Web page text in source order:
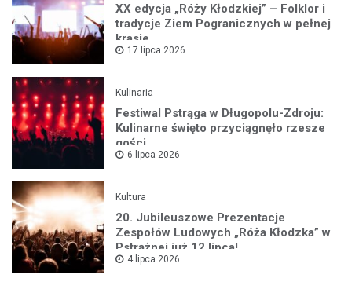
XX edycja „Róży Kłodzkiej” – Folklor i
tradycje Ziem Pogranicznych w pełnej
krasie
17 lipca 2026
Kulinaria
Festiwal Pstrąga w Długopolu-Zdroju:
Kulinarne święto przyciągnęło rzesze
gości
6 lipca 2026
Kultura
20. Jubileuszowe Prezentacje
Zespołów Ludowych „Róża Kłodzka” w
Pstrążnej już 12 lipca!
4 lipca 2026